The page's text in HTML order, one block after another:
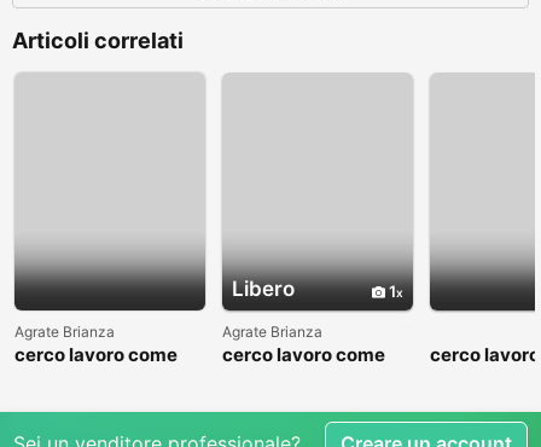
Articoli correlati
Agrate Brianza
cerco lavoro come
Libero 1
Agrate Brianza
cerco lavoro come
cerco